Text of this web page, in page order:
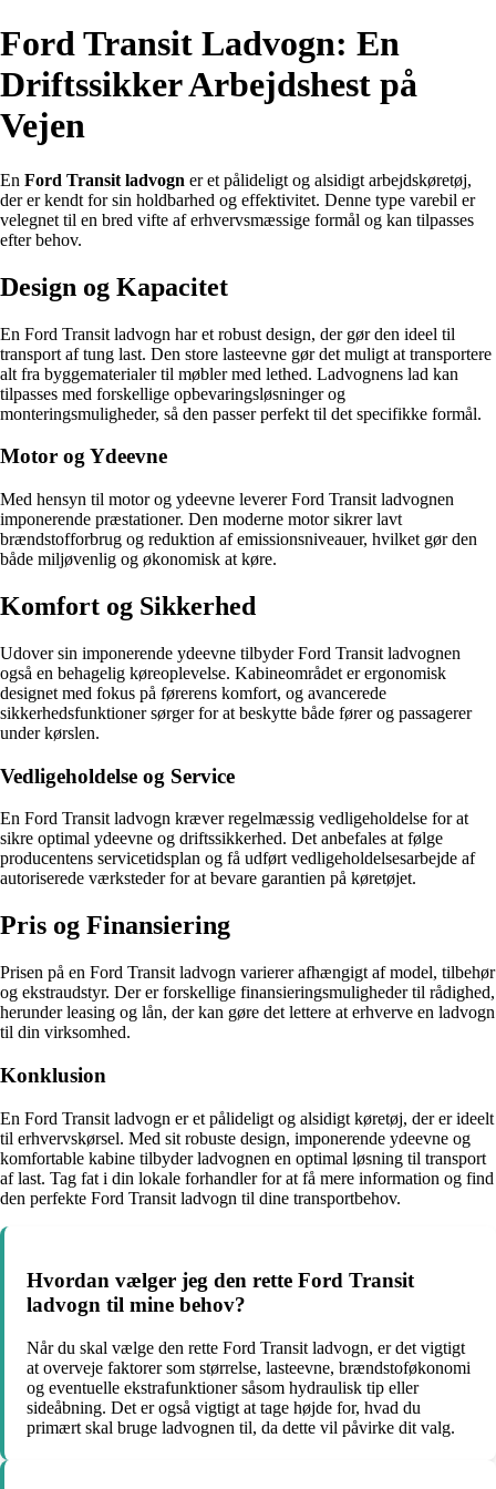
Ford Transit Ladvogn: En
Driftssikker Arbejdshest på
Vejen
En Ford Transit ladvogn er et pålideligt og alsidigt arbejdskøretøj,
der er kendt for sin holdbarhed og effektivitet. Denne type varebil er
velegnet til en bred vifte af erhvervsmæssige formål og kan tilpasses
efter behov.
Design og Kapacitet
En Ford Transit ladvogn har et robust design, der gør den ideel til
transport af tung last. Den store lasteevne gør det muligt at transportere
alt fra byggematerialer til møbler med lethed. Ladvognens lad kan
tilpasses med forskellige opbevaringsløsninger og
monteringsmuligheder, så den passer perfekt til det specifikke formål.
Motor og Ydeevne
Med hensyn til motor og ydeevne leverer Ford Transit ladvognen
imponerende præstationer. Den moderne motor sikrer lavt
brændstofforbrug og reduktion af emissionsniveauer, hvilket gør den
både miljøvenlig og økonomisk at køre.
Komfort og Sikkerhed
Udover sin imponerende ydeevne tilbyder Ford Transit ladvognen
også en behagelig køreoplevelse. Kabineområdet er ergonomisk
designet med fokus på førerens komfort, og avancerede
sikkerhedsfunktioner sørger for at beskytte både fører og passagerer
under kørslen.
Vedligeholdelse og Service
En Ford Transit ladvogn kræver regelmæssig vedligeholdelse for at
sikre optimal ydeevne og driftssikkerhed. Det anbefales at følge
producentens servicetidsplan og få udført vedligeholdelsesarbejde af
autoriserede værksteder for at bevare garantien på køretøjet.
Pris og Finansiering
Prisen på en Ford Transit ladvogn varierer afhængigt af model, tilbehør
og ekstraudstyr. Der er forskellige finansieringsmuligheder til rådighed,
herunder leasing og lån, der kan gøre det lettere at erhverve en ladvogn
til din virksomhed.
Konklusion
En Ford Transit ladvogn er et pålideligt og alsidigt køretøj, der er ideelt
til erhvervskørsel. Med sit robuste design, imponerende ydeevne og
komfortable kabine tilbyder ladvognen en optimal løsning til transport
af last. Tag fat i din lokale forhandler for at få mere information og find
den perfekte Ford Transit ladvogn til dine transportbehov.
Hvordan vælger jeg den rette Ford Transit
ladvogn til mine behov?
Når du skal vælge den rette Ford Transit ladvogn, er det vigtigt
at overveje faktorer som størrelse, lasteevne, brændstoføkonomi
og eventuelle ekstrafunktioner såsom hydraulisk tip eller
sideåbning. Det er også vigtigt at tage højde for, hvad du
primært skal bruge ladvognen til, da dette vil påvirke dit valg.